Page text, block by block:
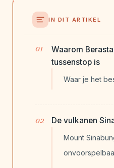
IN DIT ARTIKEL
Waarom
tussenstop is
Waar je het
De vulkanen
Mount